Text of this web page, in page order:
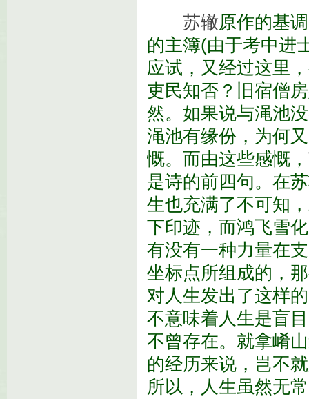
苏辙原作的基
的主簿(由于考中进
应试，又经过这里
吏民知否？旧宿僧
然。如果说与渑池
渑池有缘份，为何
慨。而由这些感慨，
是诗的前四句。在
生也充满了不可知
下印迹，而鸿飞雪
有没有一种力量在
坐标点所组成的，
对人生发出了这样
不意味着人生是盲
不曾存在。就拿崤
的经历来说，岂不
所以，人生虽然无